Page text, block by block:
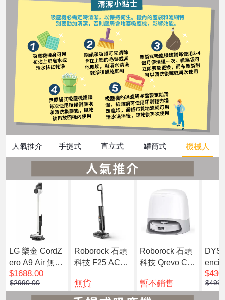
人氣推介 手提式 直立式 罐筒式 機械人
LG 樂金 CordZ
ero A9 Air 無線
吸塵機 A9LSLI
M
$1688.00
$2990.00
Roborock 石頭
科技 F25 ACE
機
無貨
Roborock 石頭
科技 Qrevo Cur
暫不銷售
ones
機